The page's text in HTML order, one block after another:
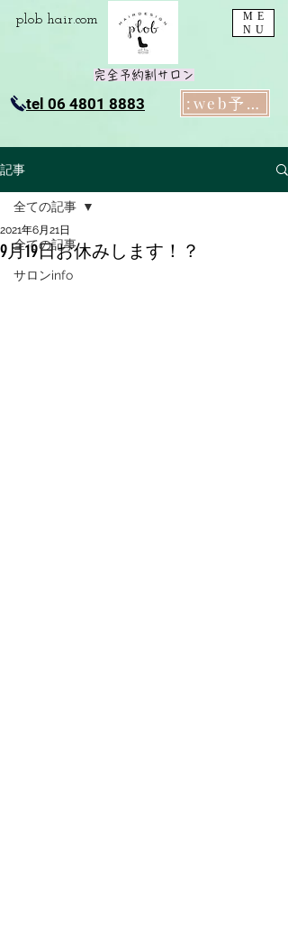
ME
NU
完全予約制サロン
plob​ hair.com
tel 06 4801 8883 :web予約
記事
全ての記事
サロンinfo
全ての記事
9月19日お休みします！？
2021年6月21日